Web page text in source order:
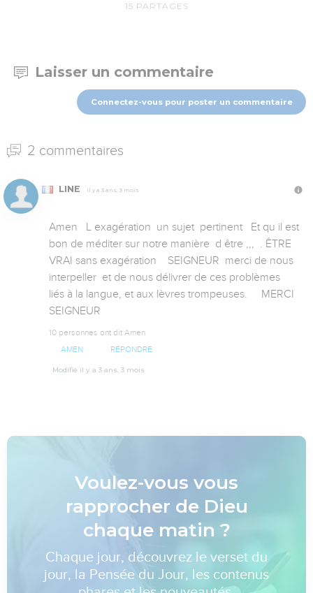
15 PARTAGES
Laisser un commentaire
Connectez-vous pour poster un commentaire
2 commentaires
LINE Il y a 3 ans, 3 mois
Amen   L exagération  un sujet  pertinent   Et qu il est
bon de méditer sur notre manière  d être ,,,  . ÊTRE
VRAI sans exagération    SEIGNEUR  merci de nous
interpeller  et de nous délivrer de ces problèmes
liés à la langue, et aux lèvres trompeuses.     MERCI
SEIGNEUR
10 personnes ont dit Amen
AMEN RÉPONDRE
Modifié il y a 3 ans, 3 mois
Voulez-vous vous
rapprocher de Dieu
chaque matin ?
Chaque jour, découvrez le verset du
jour, la Pensée du Jour, les contenus